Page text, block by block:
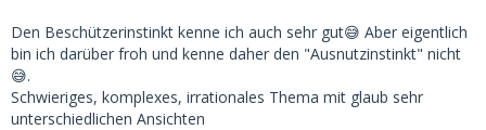
Den Beschützerinstinkt kenne ich auch sehr gut😅 Aber eigentlich
bin ich darüber froh und kenne daher den "Ausnutzinstinkt" nicht
😅.
Schwieriges, komplexes, irrationales Thema mit glaub sehr
unterschiedlichen Ansichten